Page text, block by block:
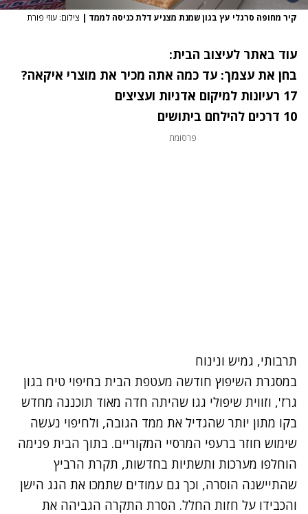
קיר מחופה סרגלי עץ בגון שמנת מצניע דלת כניסה לממד | צילום: עוזי פורת
עוד באתר לעיצוב הבית:
בחן את עצמך: עד כמה אתה מכיר את מוצרי איקאה?
17 רעיונות למיקום אדניות ועציצים
10 דרכים להילחם ביתושים
פרסומת
תרבותי, גמיש ונינוח
במסגרת השיפוץ חודשה מעטפת הבית בחיפוי טיח בגון
גרז', וזווית שיפולי גגו שהיתה חדה מאוד תוכננה מחדש
בקו מתון יותר שהגדיל את ממד הגובה, ולחיפוי נעשה
שימוש חוזר ברעפי המרסיי המקוריים. בתוך הבית פנימה
הוחלפו מערכות ותשתיות בחדשות, תקרת הרביץ
שהתיישנה הוסרה, וכך גם עמודים שתמכו את הגג הישן
והכבידו על חזות החלל. הסרת התקרה הגביהה את